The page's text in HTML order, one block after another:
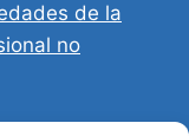
de la
no